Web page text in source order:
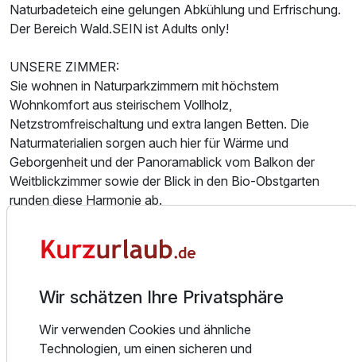
Naturbadeteich eine gelungen Abkühlung und Erfrischung.
Der Bereich Wald.SEIN ist Adults only!
UNSERE ZIMMER:
Sie wohnen in Naturparkzimmern mit höchstem
Wohnkomfort aus steirischem Vollholz,
Netzstromfreischaltung und extra langen Betten. Die
Naturmaterialien sorgen auch hier für Wärme und
Geborgenheit und der Panoramablick vom Balkon der
Weitblickzimmer sowie der Blick in den Bio-Obstgarten
runden diese Harmonie ab.
Gastronomie im Hotel
Die Küche ist seit 2004 BIO-zertifiziert. Genießen Sie
regionalen BIO-zertifizierten Produkten, die großteils direkt
Naturpark Pöllauer Tal bezogen werden. Fleisch ist für die
Familie Retter etwas ganz Besonderes und kein
Wir schätzen Ihre Privatsphäre
Wir verwenden Cookies und ähnliche
Technologien, um einen sicheren und